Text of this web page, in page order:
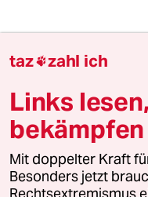
2 Benjamin,
3 Wehrplicht in
eine gute
taz zahl ich
Links
bekämpfen
Mit doppelter Kraft
Besonders jetzt